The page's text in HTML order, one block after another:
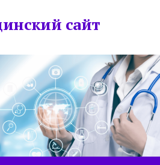
сайт